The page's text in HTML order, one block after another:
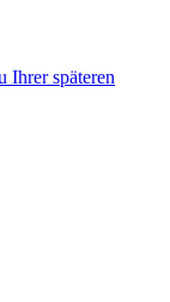
Ihrer späteren